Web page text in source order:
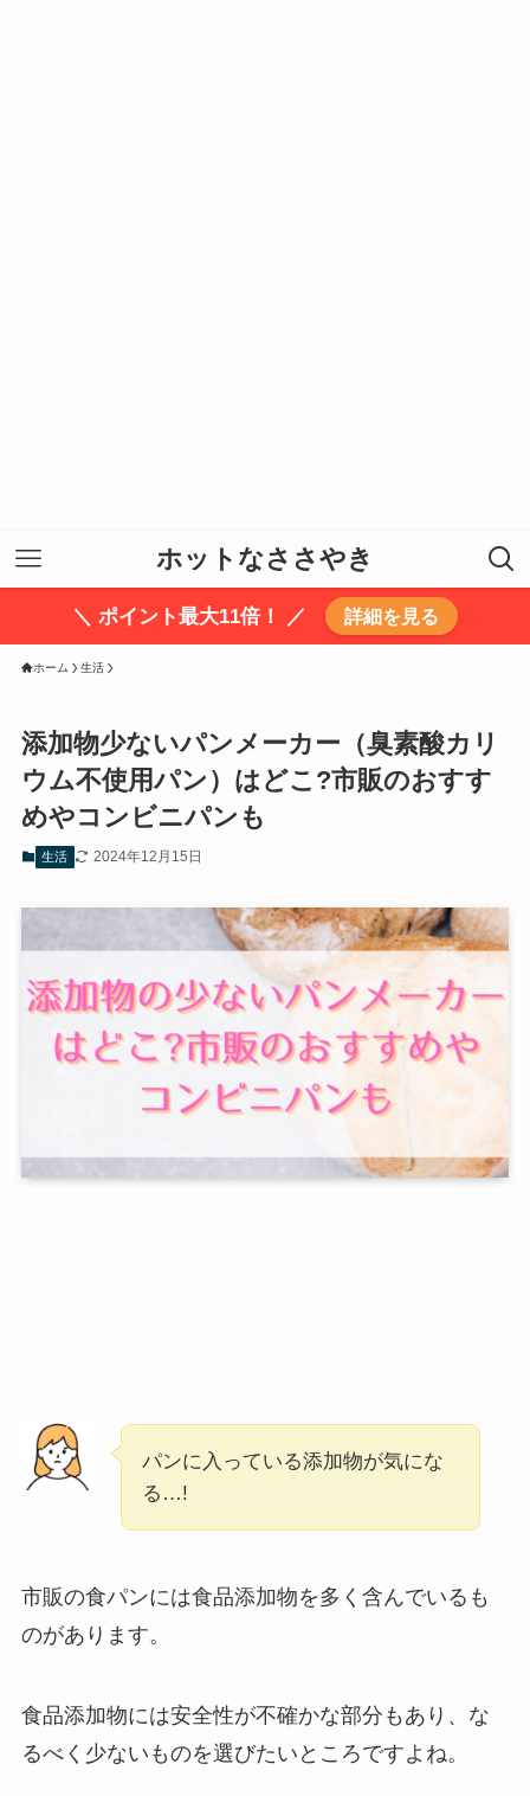
ホットなささやき
＼ ポイント最大11倍！ ／ 詳細を見る
ホーム 生活
添加物少ないパンメーカー（臭素酸カリ
ウム不使用パン）はどこ?市販のおすす
めやコンビニパンも
生活 2024年12月15日
パンに入っている添加物が気にな
る…!
市販の食パンには食品添加物を多く含んでいるも
のがあります。
食品添加物には安全性が不確かな部分もあり、な
るべく少ないものを選びたいところですよね。